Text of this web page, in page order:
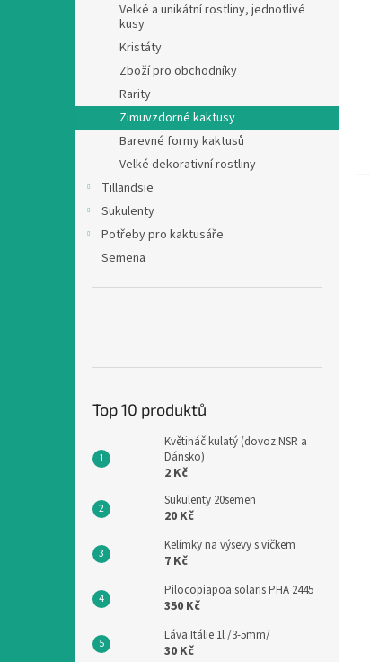
Velké a unikátní rostliny, jednotlivé
kusy
Kristáty
Zboží pro obchodníky
Rarity
Zimuvzdorné kaktusy
Barevné formy kaktusů
Velké dekorativní rostliny
Tillandsie
Sukulenty
Potřeby pro kaktusáře
Semena
Top 10 produktů
Květináč kulatý (dovoz NSR a
Dánsko)
2 Kč
Sukulenty 20semen
20 Kč
Kelímky na výsevy s víčkem
7 Kč
Pilocopiapoa solaris PHA 2445
350 Kč
Láva Itálie 1l /3-5mm/
30 Kč